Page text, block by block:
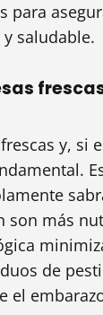
para
saludable.
y, si
son más
de
el